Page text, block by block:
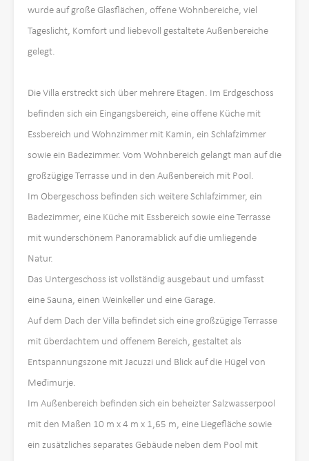
wurde auf große Glasflächen, offene Wohnbereiche, viel
Tageslicht, Komfort und liebevoll gestaltete Außenbereiche
gelegt.
Die Villa erstreckt sich über mehrere Etagen. Im Erdgeschoss
befinden sich ein Eingangsbereich, eine offene Küche mit
Essbereich und Wohnzimmer mit Kamin, ein Schlafzimmer
sowie ein Badezimmer. Vom Wohnbereich gelangt man auf die
großzügige Terrasse und in den Außenbereich mit Pool.
Im Obergeschoss befinden sich weitere Schlafzimmer, ein
Badezimmer, eine Küche mit Essbereich sowie eine Terrasse
mit wunderschönem Panoramablick auf die umliegende
Natur.
Das Untergeschoss ist vollständig ausgebaut und umfasst
eine Sauna, einen Weinkeller und eine Garage.
Auf dem Dach der Villa befindet sich eine großzügige Terrasse
mit überdachtem und offenem Bereich, gestaltet als
Entspannungszone mit Jacuzzi und Blick auf die Hügel von
Međimurje.
Im Außenbereich befinden sich ein beheizter Salzwasserpool
mit den Maßen 10 m x 4 m x 1,65 m, eine Liegefläche sowie
ein zusätzliches separates Gebäude neben dem Pool mit